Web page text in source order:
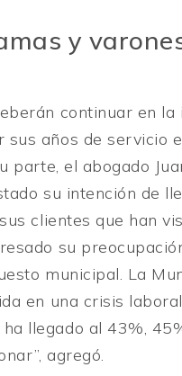
y
continuar en
años de servicio
parte, el abogado
su intención de
clientes que han
su
municipal. La
en una crisis
llegado al 43%,
agregó.